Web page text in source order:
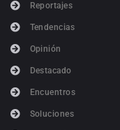
Reportajes
Tendencias
Opinión
Destacado
Encuentros
Soluciones